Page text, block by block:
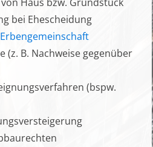
bei Ehescheidung
(z. B. Nachweise gegenüber
(bspw.